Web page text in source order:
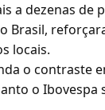
a dezenas de
Brasil,
locais.
o contraste
o Ibovespa